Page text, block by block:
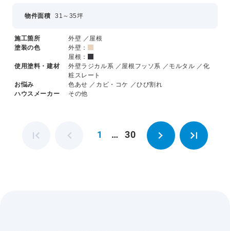
物件面積 31～35坪
施工箇所
外壁 ／屋根
塗装の色
外壁：
屋根：
使用塗料・建材
外壁ラジカル系 ／屋根フッソ系 ／モルタル ／化
粧スレート
お悩み
色あせ ／カビ・コケ ／ひび割れ
ハウスメーカー
その他
1 … 30